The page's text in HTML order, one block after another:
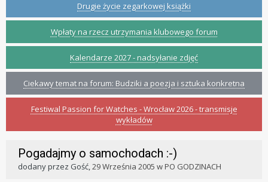
Drugie życie zegarkowej książki
Wpłaty na rzecz utrzymania klubowego forum
Kalendarze 2027 - nadsyłanie zdjęć
Ciekawy temat na forum: Budziki a poezja i sztuka konkretna
Festiwal Passion for Watches - Wrocław 2026 - transmisje
wykładów
Pogadajmy o samochodach :-)
dodany przez Gość,29 Września 2005 wPO GODZINACH